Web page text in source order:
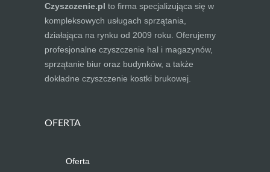
Czyszczenie.pl to firma specjalizująca się w
kompleksowych usługach sprzątania,
działająca na rynku od 2009 roku. Oferujemy
profesjonalne czyszczenie hal i magazynów,
sprzątanie biur oraz budynków, a także
dokładne czyszczenie kostki brukowej.
OFERTA
Oferta